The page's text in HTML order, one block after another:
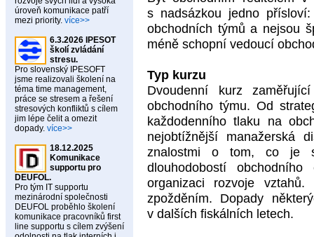
úroveň komunikace patří
mezi priority. více>>
6.3.2026 IPESOT
školí zvládání
stresu.
Pro slovenský IPESOFT
jsme realizovali školení na
téma time management,
práce se stresem a řešení
stresových konfliktů s cílem
jim lépe čelit a omezit
dopady. více>>
18.12.2025
Komunikace
supportu pro
DEUFOL.
Pro tým IT supportu
mezinárodní společnosti
DEUFOL proběhlo školení
komunikace pracovníků first
line supportu s cílem zvýšení
s nadsázkou jedno
obchodních týmů a nejsou
méně schopní vedoucí
Typ kurzu
Dvoudenní kurz
obchodního týmu. Od
každodenního tlaku na
nejobtížnější manažerská
znalostmi o tom, co je
dlouhodobostí
organizaci rozvoje
zpožděním. Dopady
v dalších fiskálních letech.